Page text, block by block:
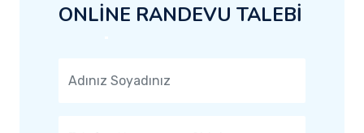
ONLİNE RANDEVU TALEBİ